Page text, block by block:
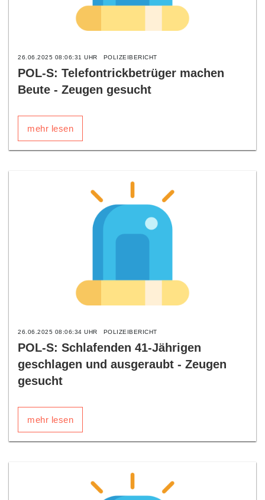
26.06.2025 08:06:31 UHR POLIZEIBERICHT
POL-S: Telefontrickbetrüger machen
Beute - Zeugen gesucht
mehr lesen
26.06.2025 08:06:34 UHR POLIZEIBERICHT
POL-S: Schlafenden 41-Jährigen
geschlagen und ausgeraubt - Zeugen
gesucht
mehr lesen